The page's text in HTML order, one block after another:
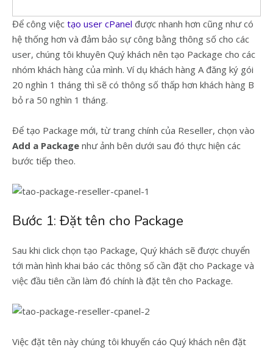
Để công việc tạo user cPanel được nhanh hơn cũng như có
hệ thống hơn và đảm bảo sự công bằng thông số cho các
user, chúng tôi khuyên Quý khách nên tạo Package cho các
nhóm khách hàng của mình. Ví dụ khách hàng A đăng ký gói
20 nghìn 1 tháng thì sẽ có thông số thấp hơn khách hàng B
bỏ ra 50 nghìn 1 tháng.
Để tạo Package mới, từ trang chính của Reseller, chọn vào
Add a Package như ảnh bên dưới sau đó thực hiện các
bước tiếp theo.
Bước 1: Đặt tên cho Package
Sau khi click chọn tạo Package, Quý khách sẽ được chuyển
tới màn hình khai báo các thông số cần đặt cho Package và
việc đầu tiên cần làm đó chính là đặt tên cho Package.
Việc đặt tên này chúng tôi khuyến cáo Quý khách nên đặt